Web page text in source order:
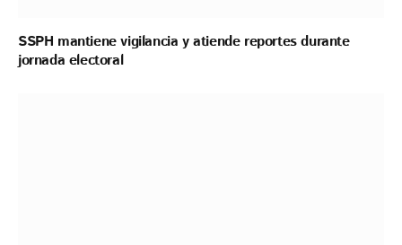
SSPH mantiene vigilancia y atiende reportes durante
jornada electoral